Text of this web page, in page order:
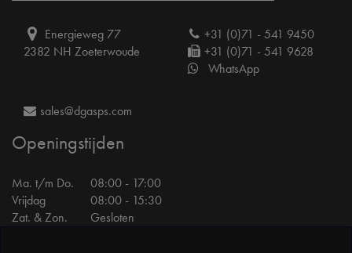
Energieweg 77
2382 NH Zoeterwoude
+31 (0)71 - 541 9450
+31 (0)71 - 541 9628
WhatsApp
sales@dgasps.com
Openingstijden
Ma. t/m Do.
08:00 - 17:00
Vrijdag
08:00 - 15:30
Zat. & Zon.
Gesloten